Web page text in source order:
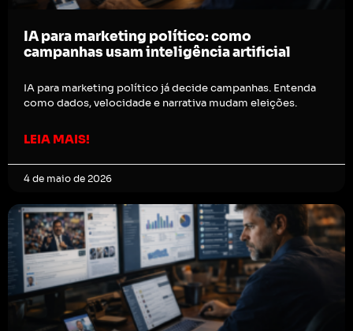
IA para marketing político: como
campanhas usam inteligência artificial
IA para marketing político já decide campanhas. Entenda
como dados, velocidade e narrativa mudam eleições.
LEIA MAIS!
4 de maio de 2026